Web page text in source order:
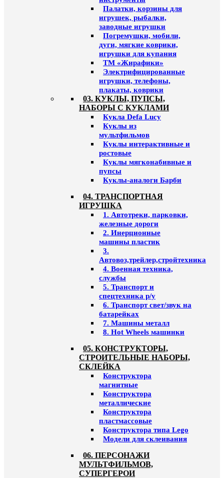
Палатки, корзины для
игрушек, рыбалки,
заводные игрушки
Погремушки, мобили,
дуги, мягкие коврики,
игрушки для купания
ТМ «Жирафики»
Электрифицированные
игрушки, телефоны,
плакаты, коврики
03. КУКЛЫ, ПУПСЫ,
НАБОРЫ С КУКЛАМИ
Кукла Defa Lucy
Куклы из
мультфильмов
Куклы интерактивные и
ростовые
Куклы мягконабивные и
пупсы
Куклы-аналоги Барби
04. ТРАНСПОРТНАЯ
ИГРУШКА
1. Автотреки, парковки,
железные дороги
2. Инерционные
машины пластик
3.
Автовоз,трейлер,стройтехника
4. Военная техника,
службы
5. Транспорт и
спецтехника р/у
6. Транспорт свет/звук на
батарейках
7. Машины металл
8. Hot Wheels машинки
05. КОНСТРУКТОРЫ,
СТРОИТЕЛЬНЫЕ НАБОРЫ,
СКЛЕЙКА
Конструктора
магнитные
Конструктора
металлические
Конструктора
пластмассовые
Конструктора типа Lego
Модели для склеивания
06. ПЕРСОНАЖИ
МУЛЬТФИЛЬМОВ,
СУПЕРГЕРОИ